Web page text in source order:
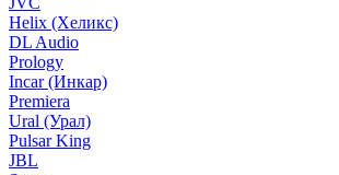
Helix (Хеликс)
DL Audio
Prology
Incar (Инкар)
Premiera
Ural (Урал)
Pulsar King
JBL